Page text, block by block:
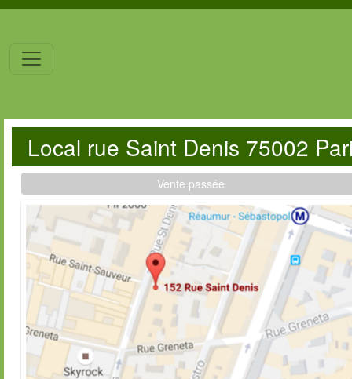
Local rue Saint Denis 75002
Vente passée